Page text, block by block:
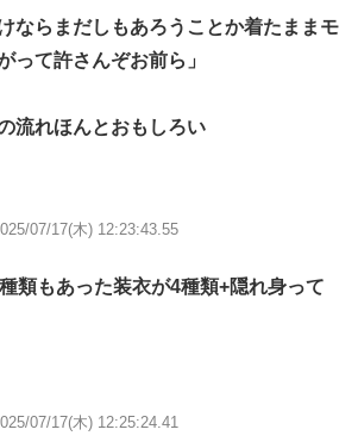
ならまだしもあろうことか着たままモ
って許さんぞお前ら」
流れほんとおもしろい
07/17(木) 12:23:43.55
類もあった装衣が4種類+隠れ身って
07/17(木) 12:25:24.41